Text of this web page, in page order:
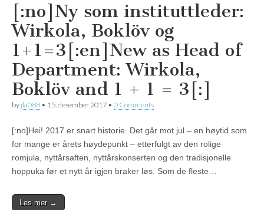
[:no]Ny som instituttleder:
Wirkola, Boklöv og
1+1=3[:en]New as Head of
Department: Wirkola,
Boklöv and 1 + 1 = 3[:]
by jla088 • 15. desember 2017 • 0 Comments
[:no]Hei! 2017 er snart historie. Det går mot jul – en høytid som
for mange er årets høydepunkt – etterfulgt av den rolige
romjula, nyttårsaften, nyttårskonserten og den tradisjonelle
hoppuka før et nytt år igjen braker løs. Som de fleste…
Les mer →